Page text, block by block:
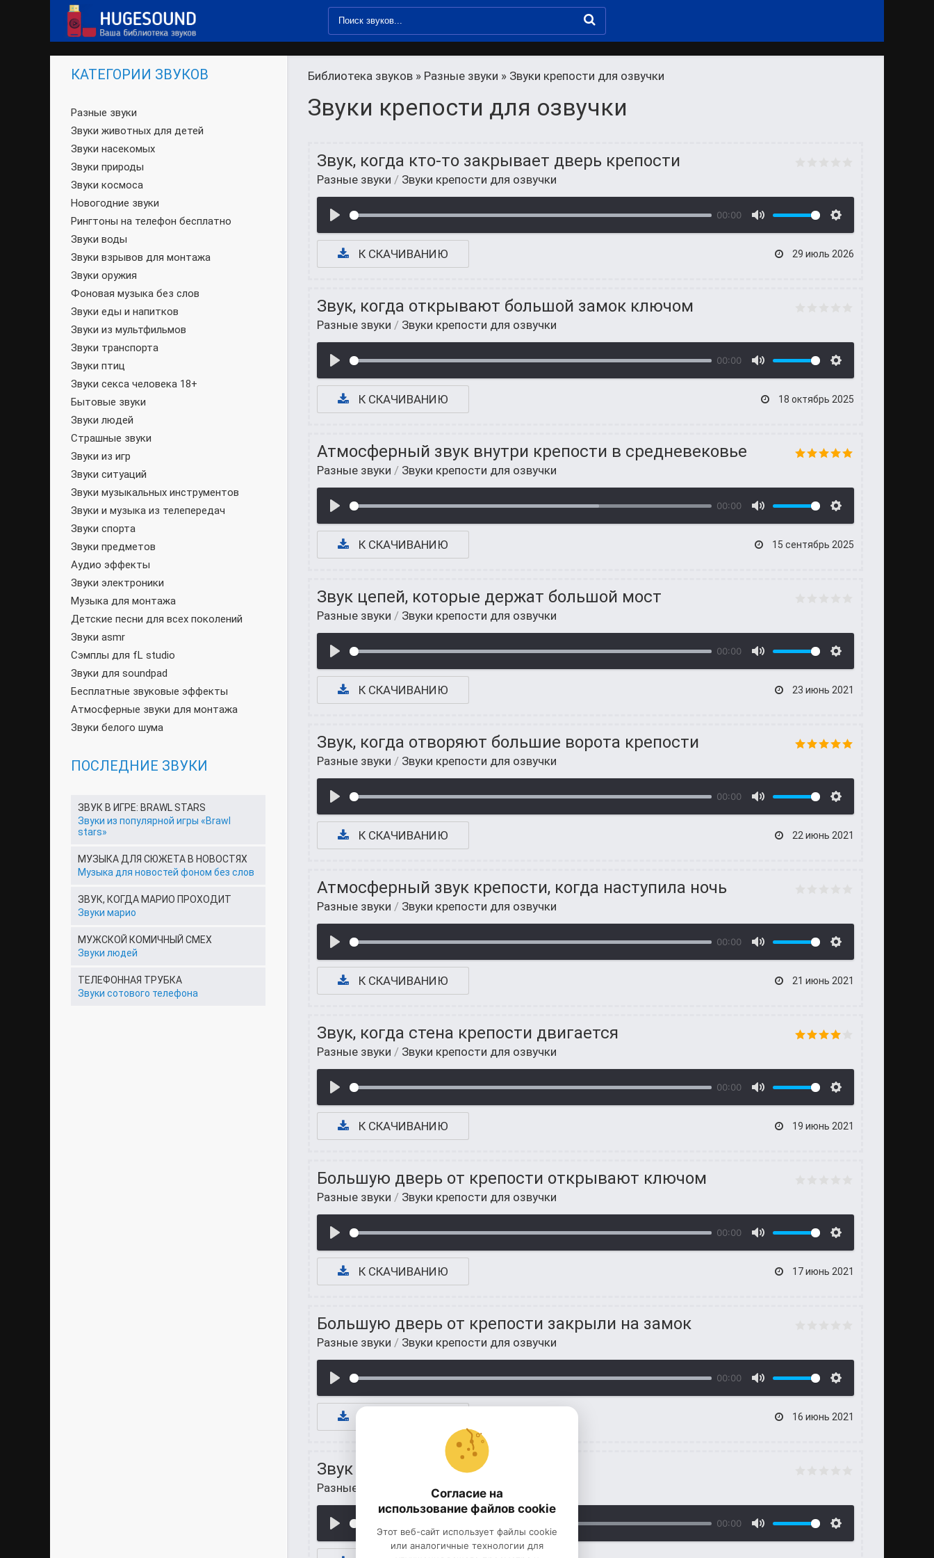
Библиотека звуков » Разные звуки » Звуки крепости для озвучки
Звуки крепости для озвучки
Звук, когда кто-то закрывает дверь крепости
Разные звуки / Звуки крепости для озвучки
00:00
К СКАЧИВАНИЮ 29 июль 2026
Звук, когда открывают большой замок ключом
Разные звуки / Звуки крепости для озвучки
00:00
К СКАЧИВАНИЮ 18 октябрь 2025
Атмосферный звук внутри крепости в средневековье
Разные звуки / Звуки крепости для озвучки
00:00
К СКАЧИВАНИЮ 15 сентябрь 2025
Звук цепей, которые держат большой мост
Разные звуки / Звуки крепости для озвучки
00:00
К СКАЧИВАНИЮ 23 июнь 2021
Звук, когда отворяют большие ворота крепости
Разные звуки / Звуки крепости для озвучки
00:00
К СКАЧИВАНИЮ 22 июнь 2021
Атмосферный звук крепости, когда наступила ночь
Разные звуки / Звуки крепости для озвучки
00:00
К СКАЧИВАНИЮ 21 июнь 2021
Звук, когда стена крепости двигается
Разные звуки / Звуки крепости для озвучки
00:00
К СКАЧИВАНИЮ 19 июнь 2021
Большую дверь от крепости открывают ключом
Разные звуки / Звуки крепости для озвучки
00:00
К СКАЧИВАНИЮ 17 июнь 2021
Большую дверь от крепости закрыли на замок
Разные звуки / Звуки крепости для озвучки
00:00
К СКАЧИВАНИЮ 16 июнь 2021
Звук больших ворот от крепости
Разные звуки Звуки крепости для озвучки
00:00
КАТЕГОРИИ ЗВУКОВ
Разные звуки
Звуки животных для детей
Звуки насекомых
Звуки природы
Звуки космоса
Новогодние звуки
Рингтоны на телефон бесплатно
Звуки воды
Звуки взрывов для монтажа
Звуки оружия
Фоновая музыка без слов
Звуки еды и напитков
Звуки из мультфильмов
Звуки транспорта
Звуки птиц
Звуки секса человека 18+
Бытовые звуки
Звуки людей
Страшные звуки
Звуки из игр
Звуки ситуаций
Звуки музыкальных инструментов
Звуки и музыка из телепередач
Звуки спорта
Звуки предметов
Аудио эффекты
Звуки электроники
Музыка для монтажа
Детские песни для всех поколений
Звуки asmr
Сэмплы для fL studio
Звуки для soundpad
Бесплатные звуковые эффекты
Атмосферные звуки для монтажа
Звуки белого шума
ПОСЛЕДНИЕ ЗВУКИ
ЗВУК В ИГРЕ: BRAWL STARS
Звуки из популярной игры «Brawl
stars»
МУЗЫКА ДЛЯ СЮЖЕТА В НОВОСТЯХ
Музыка для новостей фоном без слов
ЗВУК, КОГДА МАРИО ПРОХОДИТ
Звуки марио
МУЖСКОЙ КОМИЧНЫЙ СМЕХ
Звуки людей
ТЕЛЕФОННАЯ ТРУБКА
Звуки сотового телефона
Согласие на
использование файлов cookie
Этот веб-сайт использует файлы cookie
или аналогичные технологии для